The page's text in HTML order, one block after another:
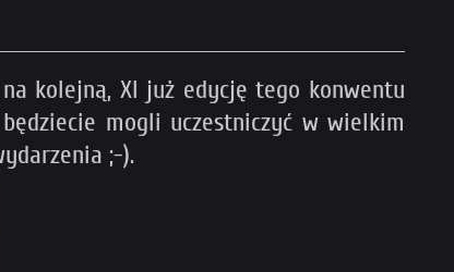
kolejną, XI już edycję tego konwentu
mogli uczestniczyć w wielkim
;-).